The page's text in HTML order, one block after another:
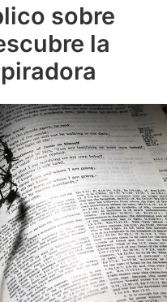
sobre
la